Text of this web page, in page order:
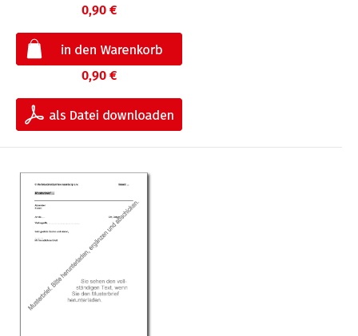
0,90 €
0,90 €